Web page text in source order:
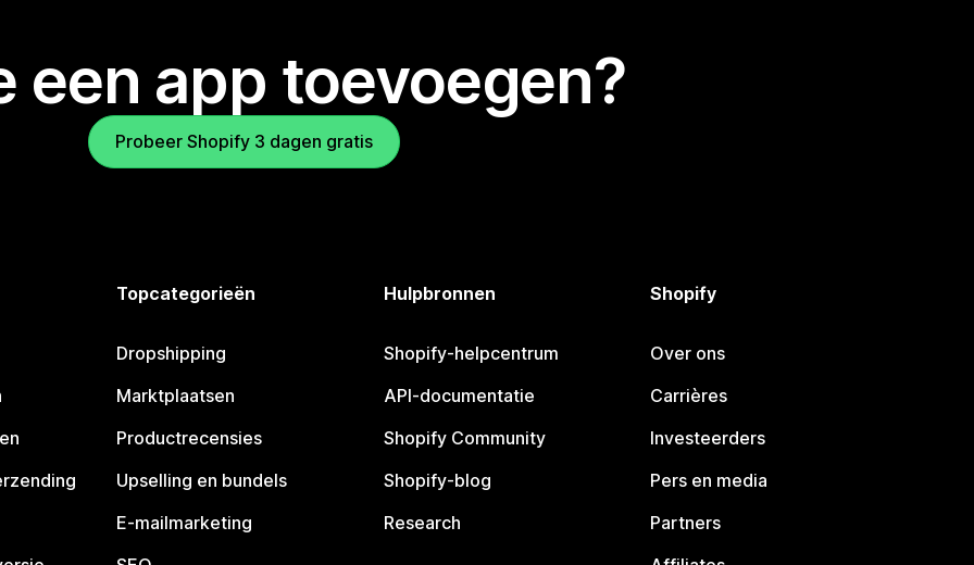
een app toevoegen?
Probeer Shopify 3 dagen gratis
Topcategorieën
Dropshipping
Marktplaatsen
Productrecensies
Upselling en bundels
E-mailmarketing
Hulpbronnen
Shopify-helpcentrum
API-documentatie
Shopify Community
Shopify-blog
Research
Shopify
Over ons
Carrières
Investeerders
Pers en media
Partners